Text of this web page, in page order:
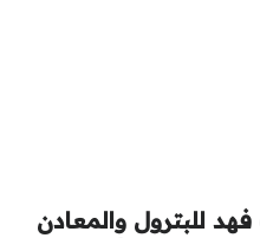
للبترول والمعادن